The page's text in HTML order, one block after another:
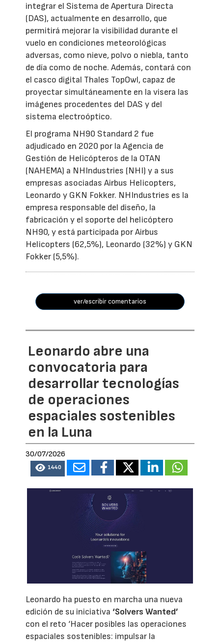
integrar el Sistema de Apertura Directa
(DAS), actualmente en desarrollo, que
permitirá mejorar la visibilidad durante el
vuelo en condiciones meteorológicas
adversas, como nieve, polvo o niebla, tanto
de día como de noche. Además, contará con
el casco digital Thales TopOwl, capaz de
proyectar simultáneamente en la visera las
imágenes procedentes del DAS y del
sistema electroóptico.
El programa NH90 Standard 2 fue
adjudicado en 2020 por la Agencia de
Gestión de Helicópteros de la OTAN
(NAHEMA) a NHIndustries (NHI) y a sus
empresas asociadas Airbus Helicopters,
Leonardo y GKN Fokker. NHIndustries es la
empresa responsable del diseño, la
fabricación y el soporte del helicóptero
NH90, y está participada por Airbus
Helicopters (62,5%), Leonardo (32%) y GKN
Fokker (5,5%).
ver/escribir comentarios
Leonardo abre una
convocatoria para
desarrollar tecnologías
de operaciones
espaciales sostenibles
en la Luna
30/07/2026
1440
Leonardo ha puesto en marcha una nueva
edición de su iniciativa ‘Solvers Wanted’
con el reto ‘Hacer posibles las operaciones
espaciales sostenibles: impulsar la